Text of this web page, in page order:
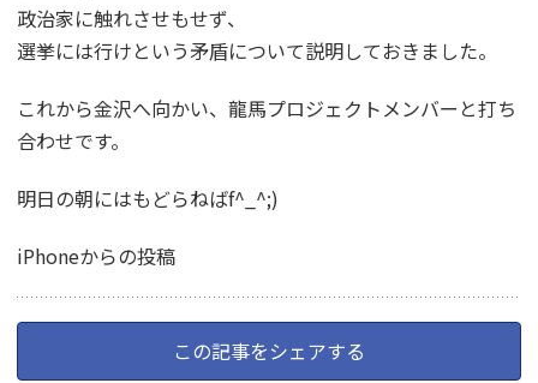
政治家に触れさせもせず、
選挙には行けという矛盾について説明しておきました。
これから金沢へ向かい、龍馬プロジェクトメンバーと打ち
合わせです。
明日の朝にはもどらねばf^_^;)
iPhoneからの投稿
この記事をシェアする